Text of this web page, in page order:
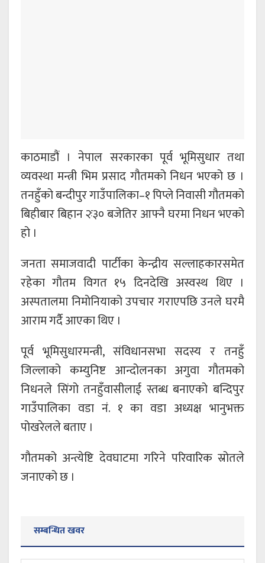
काठमाडौं । नेपाल सरकारका पूर्व भूमिसुधार तथा
व्यवस्था मन्त्री भिम प्रसाद गौतमको निधन भएको छ ।
तनहुँको बन्दीपुर गाउँपालिका–१ पिप्ले निवासी गौतमको
बिहीबार बिहान २ः३० बजेतिर आफ्नै घरमा निधन भएको
हो ।
जनता समाजवादी पार्टीका केन्द्रीय सल्लाहकारसमेत
रहेका गौतम विगत १५ दिनदेखि अस्वस्थ थिए ।
अस्पतालमा निमोनियाको उपचार गराएपछि उनले घरमै
आराम गर्दै आएका थिए ।
पूर्व भूमिसुधारमन्त्री, संविधानसभा सदस्य र तनहुँ
जिल्लाको कम्युनिष्ट आन्दोलनका अगुवा गौतमको
निधनले सिंगो तनहुँवासीलाई स्तब्ध बनाएको बन्दिपुर
गाउँपालिका वडा नं. १ का वडा अध्यक्ष भानुभक्त
पोखरेलले बताए ।
गौतमको अन्त्येष्टि देवघाटमा गरिने परिवारिक स्रोतले
जनाएको छ ।
सम्बन्धित खवर